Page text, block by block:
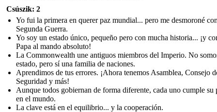
Csúszik: 2
Yo fui la primera en querer paz mundial... pero me desmoroné
Segunda Guerra.
Yo soy un estado único, pequeño pero con mucha historia... ¡y
Papa al mando absoluto!
La Commonwealth une antiguos miembros del Imperio. No
estado, pero sí una familia de naciones.
Aprendimos de tus errores. ¡Ahora tenemos Asamblea, Consejo
Seguridad y más!
Aunque todos gobiernan de forma diferente, cada uno cumple su
en el mundo.
La clave está en el equilibrio... y la cooperación.